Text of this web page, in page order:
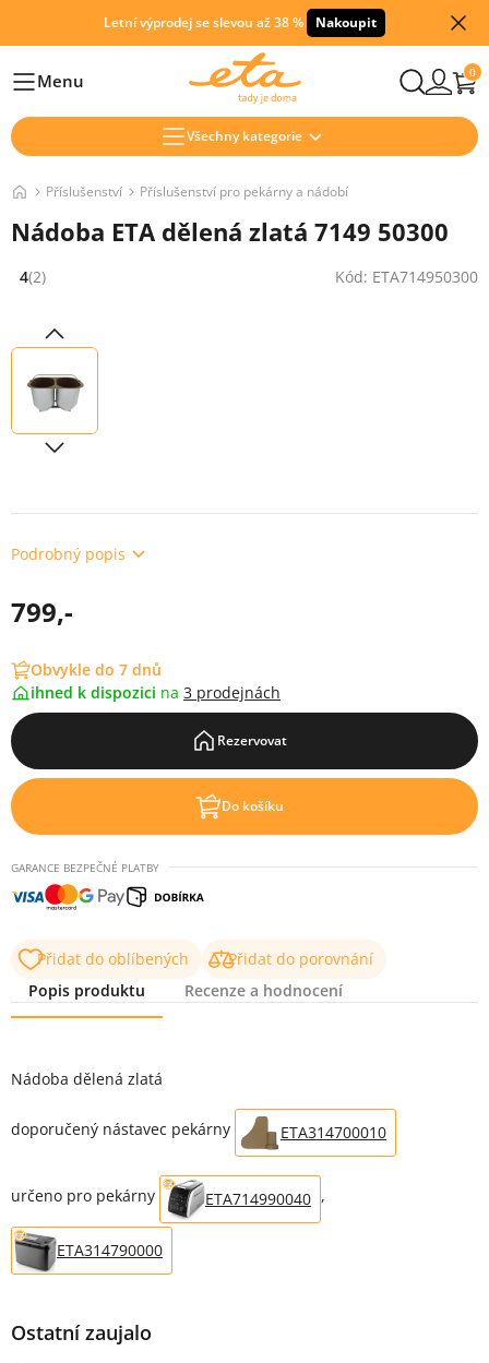
Letní výprodej se slevou až 38 % Nakoupit
HlavníMenu 0
Všechny kategorie
Příslušenství Příslušenství pro pekárny a nádobí
Nádoba ETA dělená zlatá 7149 50300
Hodnocení: 4 z 5 (2 recenzí)
4(2) Kód: ETA714950300
Podrobný popis
799,-
Obvykle do 7 dnů
ihned k dispozici na 3 prodejnách
Rezervovat
Do košíku
GARANCE BEZPEČNÉ PLATBY
Přidat do oblíbených
Přidat do porovnání
Popis produktu
Recenze a hodnocení
Nádoba dělená zlatá
doporučený nástavec pekárny ETA314700010
určeno pro pekárny ETA714990040 ,
ETA314790000
Ostatní zaujalo